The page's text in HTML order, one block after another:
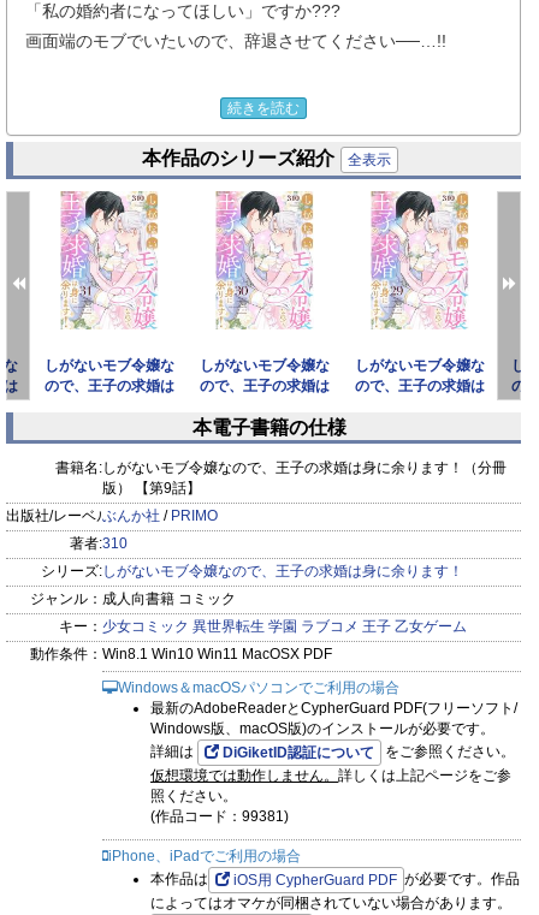
「私の婚約者になってほしい」ですか???
画面端のモブでいたいので、辞退させてください──…!!
ヴェルフェ国・王立ユーリス学園に通う男爵令嬢のミサキは、
実は転生者。
入学式に前世の記憶が戻り、どうやら大好きだった乙女ゲーム
の世界の転生したみたい。
ただのモブではあるけど、小悪魔系の侯爵令息と策士眼鏡の公
爵令息、
そしてクールでちょっと天然な第二王子（最推し）の仲良し3
人組を近くで見られるので幸せ！
なことから王子に興味を持たれてしまい…？
転生したらなぜか王子に気に入られてしまいましたが、平穏に
暮らしたいだけなんです──!!
※この作品は『PRIMO Vol.31』に収録されています。重複購
入にご注意下さい。
続きを読む
本作品のシリーズ紹介 全表示
な
は
しがないモブ令嬢な
ので、王子の求婚は
しがないモブ令嬢な
ので、王子の求婚は
冊版）
しがないモブ令嬢な
ので、王子の求婚は
し
の
prev next
本電子書籍の仕様
書籍名:しがないモブ令嬢なので、王子の求婚は身に余ります！（分冊
版） 【第9話】
出版社/レーベル:ぶんか社 / PRIMO
著者:310
シリーズ:しがないモブ令嬢なので、王子の求婚は身に余ります！
ジャンル： 成人向書籍 コミック
キー： 少女コミック 異世界転生 学園 ラブコメ 王子 乙女ゲーム
動作条件： Win8.1 Win10 Win11 MacOSX PDF
Windows＆macOSパソコンでご利用の場合
最新のAdobeReaderとCypherGuard PDF(フリーソフト/
Windows版、macOS版)のインストールが必要です。
詳細は
DiGiketID認証について
をご参照ください。
仮想環境では動作しません。 詳しくは上記ページをご参
照ください。
(作品コード：99381)
iPhone、iPadでご利用の場合
本作品は
iOS用 CypherGuard PDF が必要です。作品
によってはオマケが同梱されていない場合があります。